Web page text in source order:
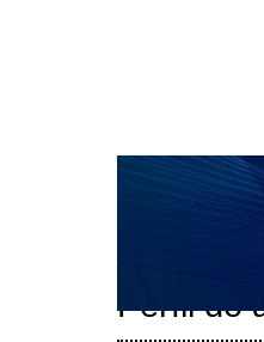
CAPA SOBRE
NOTÍCIAS
PARA
Perfil do